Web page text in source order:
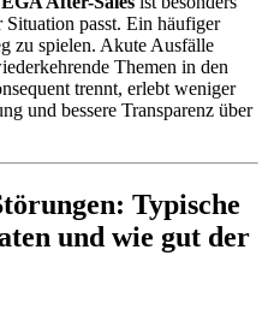
passt. Ein häufiger
zu spielen. Akute Ausfälle
Themen in den
trennt, erlebt weniger
und bessere Transparenz über
Typische
und wie gut der